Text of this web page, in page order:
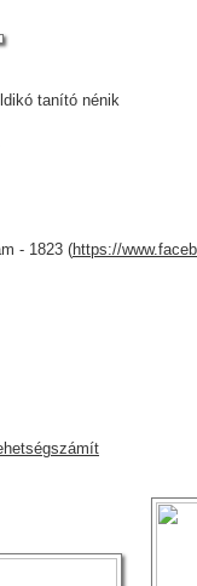
tanító nénik
- 1823 (https://